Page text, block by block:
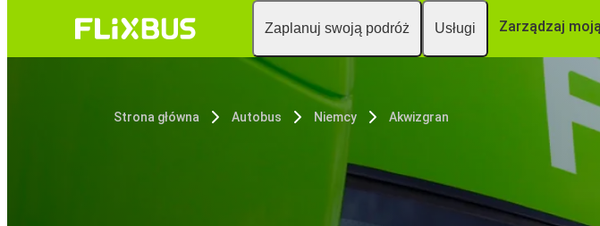
Zaplanuj swoją podróż Usługi Zarządzaj
Strona główna Autobus Niemcy Akwizgran